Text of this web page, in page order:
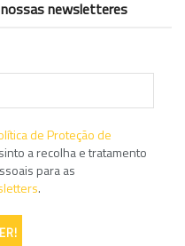
newsletteres
de Proteção de
a recolha e tratamento
para as
.